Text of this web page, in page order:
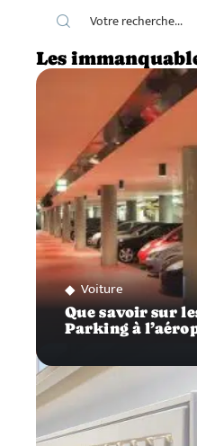
Les
Voiture
Que savoir sur
Parking à